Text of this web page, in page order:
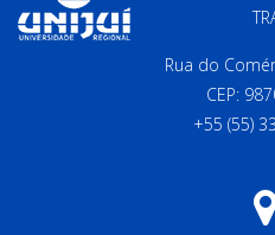
Rua do
CEP:
+55 (55)